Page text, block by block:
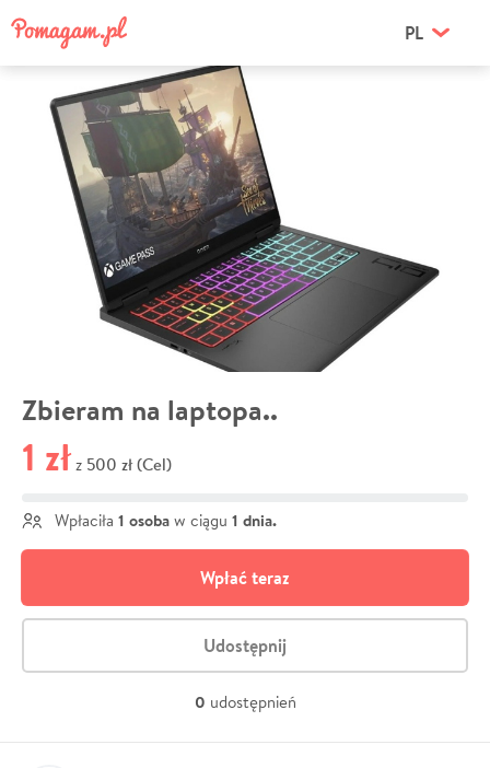
PL
Zbieram na laptopa..
1 zł z 500 zł (Cel)
Wpłaciła 1 osoba w ciągu 1 dnia.
Wpłać teraz
Udostępnij
0 udostępnień